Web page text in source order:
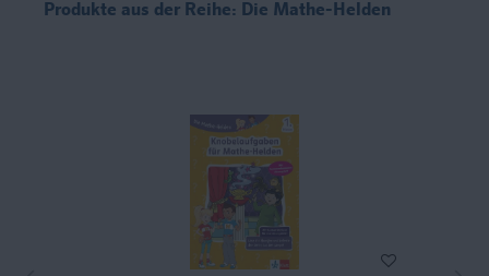
Produkte aus der Reihe: Die Mathe-Helden